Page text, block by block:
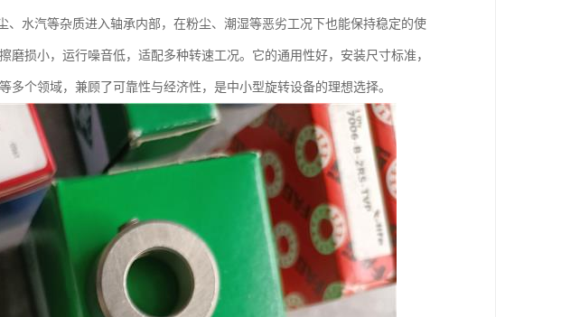
水汽等杂质进入轴承内部，在粉尘、潮湿等恶劣工况下也能保持稳定的使
损小，运行噪音低，适配多种转速工况。它的通用性好，安装尺寸标准，
个领域，兼顾了可靠性与经济性，是中小型旋转设备的理想选择。